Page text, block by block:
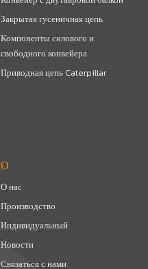
Закрытая гусеничная цепь
Компоненты силового и
свободного конвейера
Приводная цепь Caterpillar
О
О нас
Производство
Индивидуальный
Новости
Связаться с нами